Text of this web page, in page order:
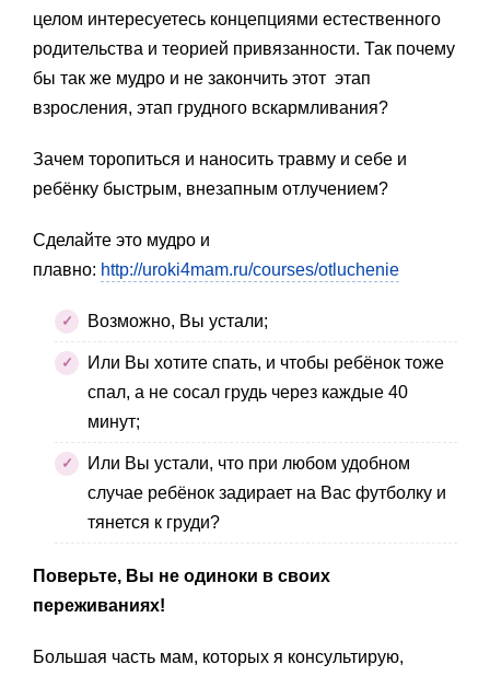
целом интересуетесь концепциями естественного
родительства и теорией привязанности. Так почему
бы так же мудро и не закончить этот этап
взросления, этап грудного вскармливания?
Зачем торопиться и наносить травму и себе и
ребёнку быстрым, внезапным отлучением?
Сделайте это мудро и
плавно: http://uroki4mam.ru/courses/otluchenie
Возможно, Вы устали;
Или Вы хотите спать, и чтобы ребёнок тоже
спал, а не сосал грудь через каждые 40
минут;
Или Вы устали, что при любом удобном
случае ребёнок задирает на Вас футболку и
тянется к груди?
Поверьте, Вы не одиноки в своих
переживаниях!
Большая часть мам, которых я консультирую,